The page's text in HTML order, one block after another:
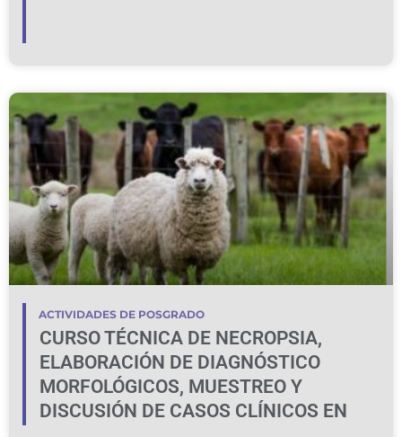
ACTIVIDADES DE POSGRADO
CURSO TÉCNICA DE NECROPSIA,
ELABORACIÓN DE DIAGNÓSTICO
MORFOLÓGICOS, MUESTREO Y
DISCUSIÓN DE CASOS CLÍNICOS EN